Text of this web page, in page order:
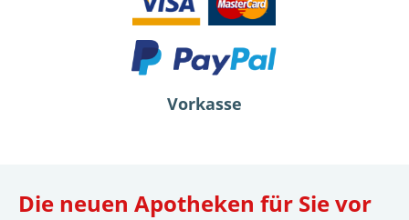
Vorkasse
Die neuen Apotheken für Sie vor